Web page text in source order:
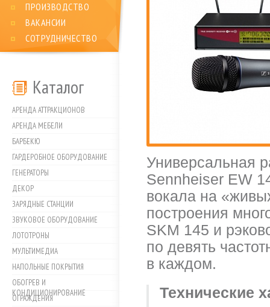
ПРОИЗВОДСТВО
ВАКАНСИИ
СОТРУДНИЧЕСТВО
Каталог
АРЕНДА АТТРАКЦИОНОВ
АРЕНДА МЕБЕЛИ
БАРБЕКЮ
ГАРДЕРОБНОЕ ОБОРУДОВАНИЕ
ГЕНЕРАТОРЫ
ДЕКОР
ЗАРЯДНЫЕ СТАНЦИИ
ЗВУКОВОЕ ОБОРУДОВАНИЕ
ЛОТОТРОНЫ
МУЛЬТИМЕДИА
НАПОЛЬНЫЕ ПОКРЫТИЯ
ОБОГРЕВ И
КОНДИЦИОНИРОВАНИЕ
ОГРАЖДЕНИЯ
Универсальная
Sennheiser EW
вокала на
построения
SKM 145 и
по девять
в каждом.
Технические